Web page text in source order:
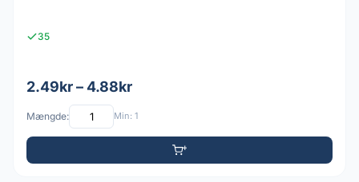
35
2.49kr – 4.88kr
Mængde: Min: 1